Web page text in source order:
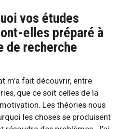
vos études
elles préparé à
de recherche
m’a fait découvrir, entre
que ce soit celles de la
Les théories nous
les choses se produisent